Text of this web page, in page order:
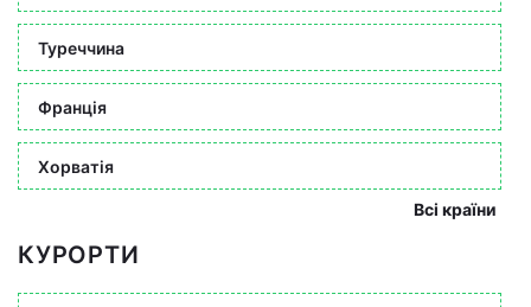
Туреччина
Франція
Хорватія
Всі країни
КУРОРТИ